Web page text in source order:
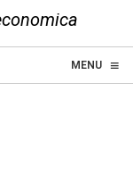
MENU ≡
☰